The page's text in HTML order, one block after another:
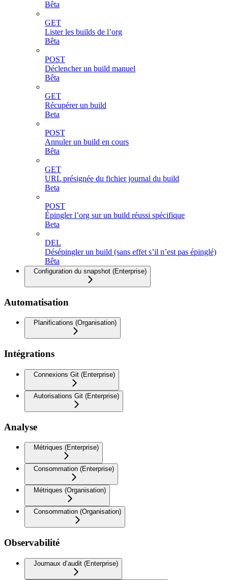
Bêta
GET
Lister les builds de l’org
Bêta
POST
Déclencher un build manuel
Bêta
GET
Récupérer un build
Beta
POST
Annuler un build en cours
Bêta
GET
URL présignée du fichier journal du build
Beta
POST
Épingler l’org sur un build réussi spécifique
Beta
DEL
Désépingler un build (sans effet s’il n’est pas épinglé)
Bêta
Configuration du snapshot (Enterprise)
Automatisation
Planifications (Organisation)
Intégrations
Connexions Git (Enterprise)
Autorisations Git (Enterprise)
Analyse
Métriques (Enterprise)
Consommation (Enterprise)
Métriques (Organisation)
Consommation (Organisation)
Observabilité
Journaux d’audit (Enterprise)